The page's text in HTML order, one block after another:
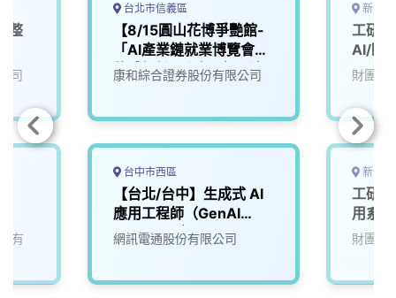
整
司
有
台北市信義區
【8/15圓山花博爭艷館-
「AI產業鏈就業博覽會」
軟體設計工程師(應用科)
康和綜合證券股份有限公司
台中市西區
【台北/台中】生成式 AI
應用工程師（GenAI
Engineer｜LLM／
網訊電通股份有限公司
新竹市
工研
AI/臨
財團法
新竹
工研
用系
財團法